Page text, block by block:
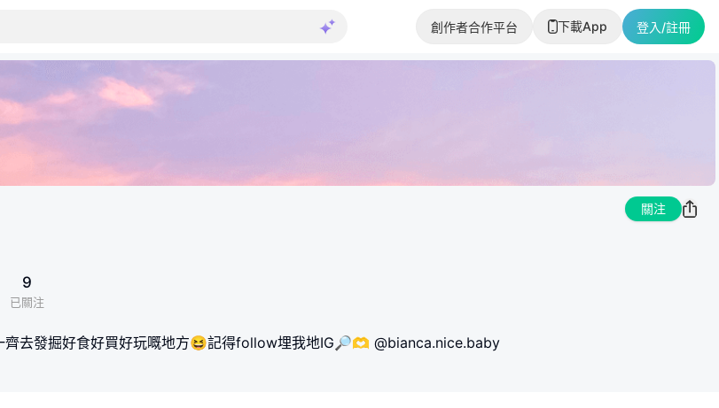
創作者合作平台 下載App 登入/註冊
關注
9
已關注
齊去發掘好食好買好玩嘅地方😆記得follow埋我地IG🔎🫶 @bianca.nice.baby